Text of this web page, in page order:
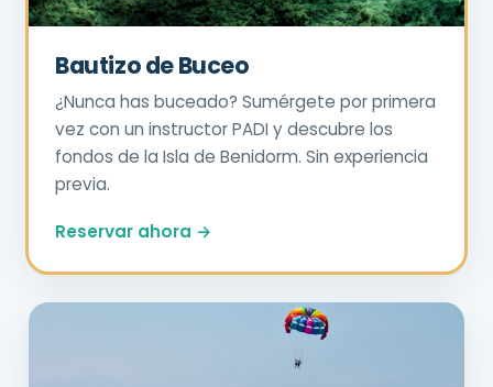
Bautizo de Buceo
¿Nunca has buceado? Sumérgete por primera
vez con un instructor PADI y descubre los
fondos de la Isla de Benidorm. Sin experiencia
previa.
Reservar ahora →